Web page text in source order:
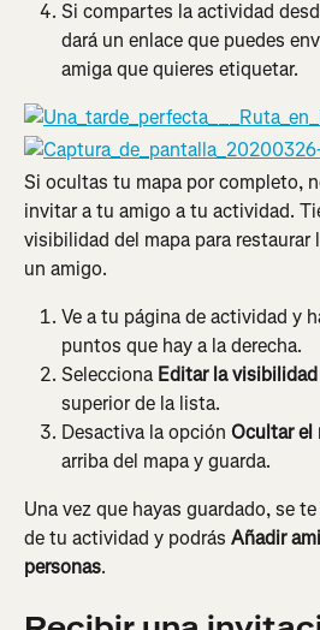
Si compartes la actividad
dará un enlace que puedes
amiga que quieres etiquetar.
Si ocultas tu mapa por completo,
invitar a tu amigo a tu actividad.
visibilidad del mapa para
un amigo.
Ve a tu página de actividad y
puntos que hay a la derecha.
Selecciona Editar la
superior de la lista.
Desactiva la opción Ocultar el
arriba del mapa y guarda.
Una vez que hayas guardado, se
de tu actividad y podrás Añadir
personas.